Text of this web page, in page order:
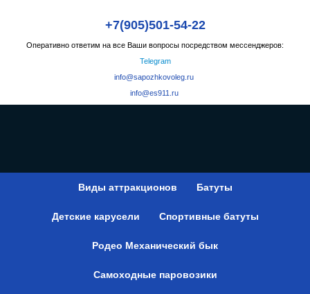
+7(905)501-54-22
Оперативно ответим на все Ваши вопросы посредством мессенджеров:
Telegram
info@sapozhkovoleg.ru
info@es911.ru
Виды аттракционов Батуты
Детские карусели Спортивные батуты
Родео Механический бык
Самоходные паровозики